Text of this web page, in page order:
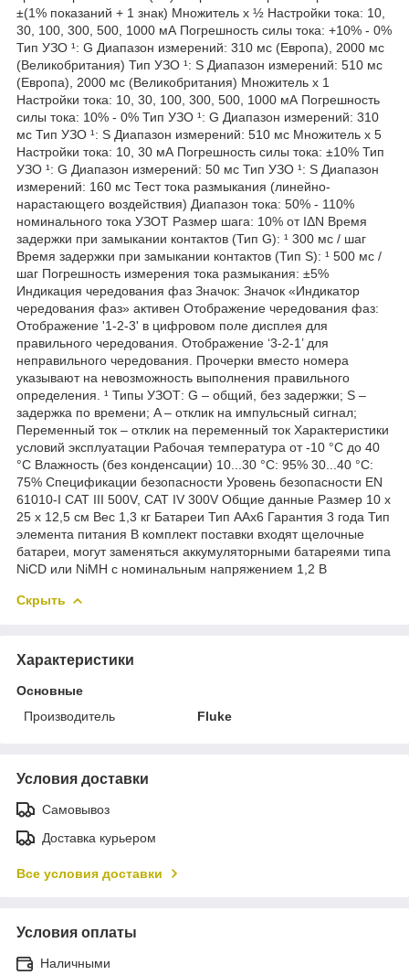
±(1% показаний + 1 знак) Множитель x ½ Настройки тока: 10,
30, 100, 300, 500, 1000 мА Погрешность силы тока: +10% - 0%
Тип УЗО ¹: G Диапазон измерений: 310 мс (Европа), 2000 мс
(Великобритания) Тип УЗО ¹: S Диапазон измерений: 510 мс
(Европа), 2000 мс (Великобритания) Множитель x 1
Настройки тока: 10, 30, 100, 300, 500, 1000 мА Погрешность
силы тока: 10% - 0% Тип УЗО ¹: G Диапазон измерений: 310
мс Тип УЗО ¹: S Диапазон измерений: 510 мс Множитель x 5
Настройки тока: 10, 30 мА Погрешность силы тока: ±10% Тип
УЗО ¹: G Диапазон измерений: 50 мс Тип УЗО ¹: S Диапазон
измерений: 160 мс Тест тока размыкания (линейно-
нарастающего воздействия) Диапазон тока: 50% - 110%
номинального тока УЗОТ Размер шага: 10% от IΔN Время
задержки при замыкании контактов (Тип G): ¹ 300 мс / шаг
Время задержки при замыкании контактов (Тип S): ¹ 500 мс /
шаг Погрешность измерения тока размыкания: ±5%
Индикация чередования фаз Значок: Значок «Индикатор
чередования фаз» активен Отображение чередования фаз:
Отображение '1-2-3' в цифровом поле дисплея для
правильного чередования. Отображение ‘3-2-1’ для
неправильного чередования. Прочерки вместо номера
указывают на невозможность выполнения правильного
определения. ¹ Типы УЗОТ: G – общий, без задержки; S –
задержка по времени; A – отклик на импульсный сигнал;
Переменный ток – отклик на переменный ток Характеристики
условий эксплуатации Рабочая температура от -10 °C до 40
°C Влажность (без конденсации) 10...30 °C: 95% 30...40 °C:
75% Спецификации безопасности Уровень безопасности EN
61010-I CAT III 500V, CAT IV 300V Общие данные Размер 10 x
25 x 12,5 см Вес 1,3 кг Батареи Тип AАх6 Гарантия 3 года Тип
элемента питания В комплект поставки входят щелочные
батареи, могут заменяться аккумуляторными батареями типа
NiCD или NiMH с номинальным напряжением 1,2 В
Скрыть
Характеристики
Основные
Производитель
Fluke
Условия доставки
Самовывоз
Доставка курьером
Все условия доставки
Условия оплаты
Наличными